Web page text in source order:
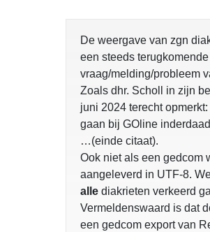
De weergave van zgn
een steeds terugkomende
vraag/melding/probleem
Zoals dhr. Scholl in zijn
juni 2024 terecht
gaan bij GOline
…(einde citaat).
Ook niet als een gedcom
aangeleverd in UTF-8.
alle diakrieten verkeerd
Vermeldenswaard is dat
een gedcom export van